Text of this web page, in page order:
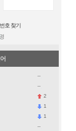
호 찾기
2
1
1